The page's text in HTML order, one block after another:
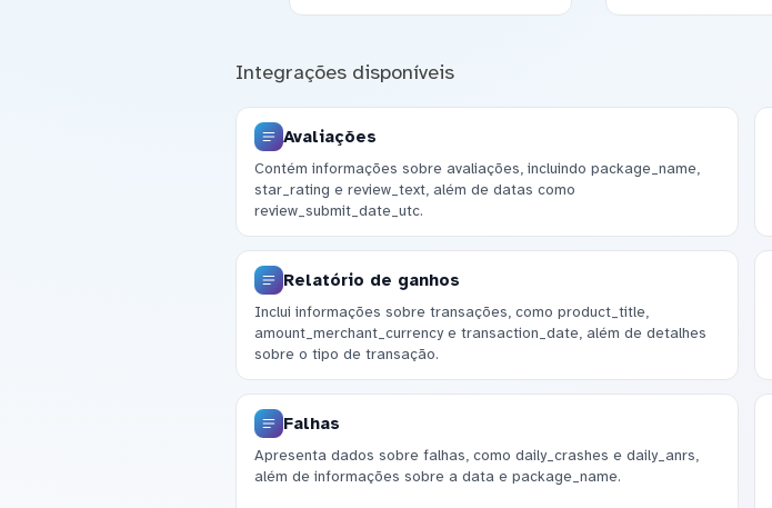
Integrações disponíveis
Avaliações
Contém informações sobre avaliações, incluindo package_name,
star_rating e review_text, além de datas como
review_submit_date_utc.
Relatório de ganhos
Inclui informações sobre transações, como product_title,
amount_merchant_currency e transaction_date, além de detalhes
sobre o tipo de transação.
Falhas
Apresenta dados sobre falhas, como daily_crashes e daily_anrs,
além de informações sobre a data e package_name.